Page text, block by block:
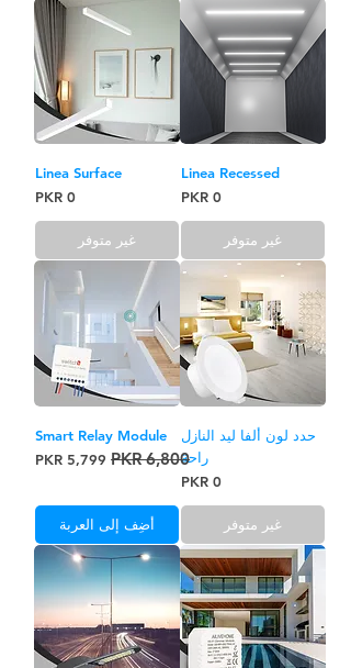
Linea Recessed
السعر
غير متوفر
Linea Surface
السعر
غير متوفر
حدد لون ألفا ليد النازل
راحة
السعر
غير متوفر
Smart Relay Module
سعر عادي
سعر البيع
أضِف إلى العربة